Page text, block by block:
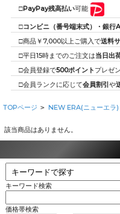
□PayPay残高払い可能
□コンビニ（番号端末式）・銀
□商品￥7,000以上ご購入で送料
□平日15時までのご注文は当日出
□会員登録で500ポイント プレゼ
□会員ランクに応じて会員割引や
TOPページ > NEW ERA(ニューエラ)
該当商品はありません。
キーワード検索
価格帯検索